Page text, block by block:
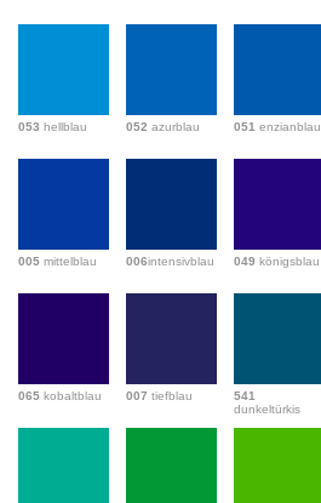
053 hellblau 052 azurblau 051 enzianblau
005 mittelblau 006intensivblau 049 königsblau
065 kobaltblau 007 tiefblau
541
dunkeltürkis